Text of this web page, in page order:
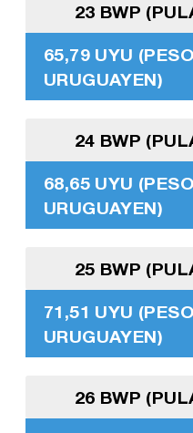
23 BWP
65,79 UYU (PESO
URUGUAYEN)
24 BWP
68,65 UYU (PESO
URUGUAYEN)
25 BWP
71,51 UYU (PESO
URUGUAYEN)
26 BWP